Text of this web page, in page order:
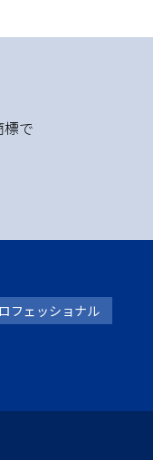
で
フェッショナル